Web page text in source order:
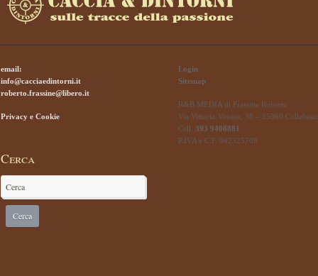
email:
info@cacciaedintorni.it
roberto.frassine@libero.it
Privacy e Cookie
Cerca
Login
Sitemap
R&B MEDIA di Frassine Roberto
Via Vittorio Veneto, 38 – 25060
Cell. 393 9408881
P.IVA e C.F. 042325709